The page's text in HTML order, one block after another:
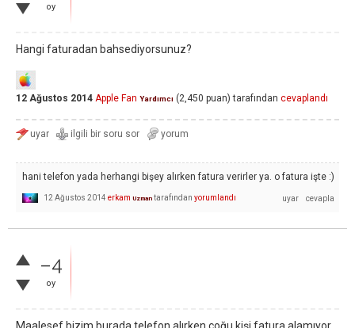
oy
Hangi faturadan bahsediyorsunuz?
12 Ağustos 2014 Apple Fan Yardımcı (2,450 puan) tarafından cevaplandı
hani telefon yada herhangi bişey alırken fatura verirler ya. o fatura işte :)
12 Ağustos 2014 erkam Uzman tarafından yorumlandı
–4
oy
Maalesef bizim burada telefon alırken çoğu kişi fatura alamıyor.